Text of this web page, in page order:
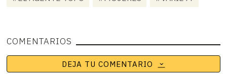
COMENTARIOS
DEJA TU COMENTARIO